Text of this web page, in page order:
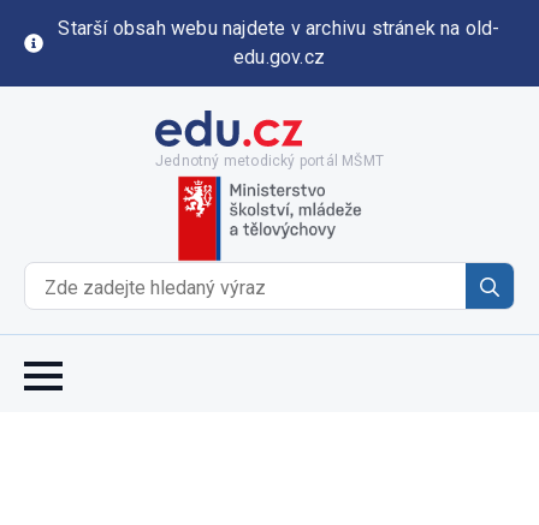
Starší obsah webu najdete v archivu stránek na old-
edu.gov.cz
Jednotný metodický portál MŠMT
for: